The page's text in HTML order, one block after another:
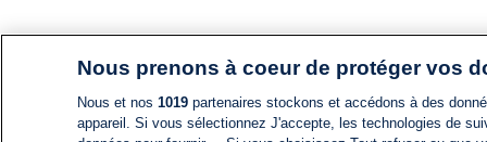
Nous prenons à coeur de protéger vos
Nous et nos 1019partenaires stockons et accédons à des
appareil. Si vous sélectionnez J'accepte, les technologies de